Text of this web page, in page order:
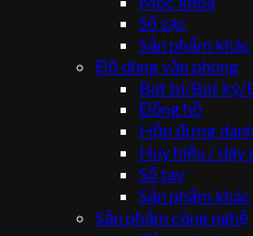
Sổ sạc
Sản phẩm khác
Đồ dùng văn phòng
Bút bi/Bút ký/
Đồng hồ
Hộp đựng
Huy hiệu / dây
Sổ tay
Sản phẩm khác
Sản phẩm công nghệ